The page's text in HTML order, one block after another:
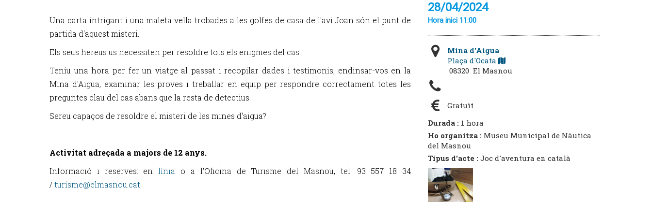
Una carta intrigant i una maleta vella trobades a les golfes de casa de l'avi Joan són el punt de
partida d'aquest misteri.
Els seus hereus us necessiten per resoldre tots els enigmes del cas.
Teniu una hora per fer un viatge al passat i recopilar dades i testimonis, endinsar-vos en la
Mina d'Aigua, examinar les proves i treballar en equip per respondre correctament totes les
preguntes clau del cas abans que la resta de detectius.
Sereu capaços de resoldre el misteri de les mines d'aigua?
Activitat adreçada a majors de 12 anys.
Informació i reserves: enlínia o a l'Oficina de Turisme del Masnou, tel. 93 557 18 34
/turisme@elmasnou.cat
28/04/2024
Hora inici 11:00
Mina d'Aigua
Plaça d'Ocata
08320 El Masnou
Gratuït
Durada : 1 hora
Ho organitza : Museu Municipal de Nàutica
del Masnou
Tipus d'acte : Joc d'aventura en català